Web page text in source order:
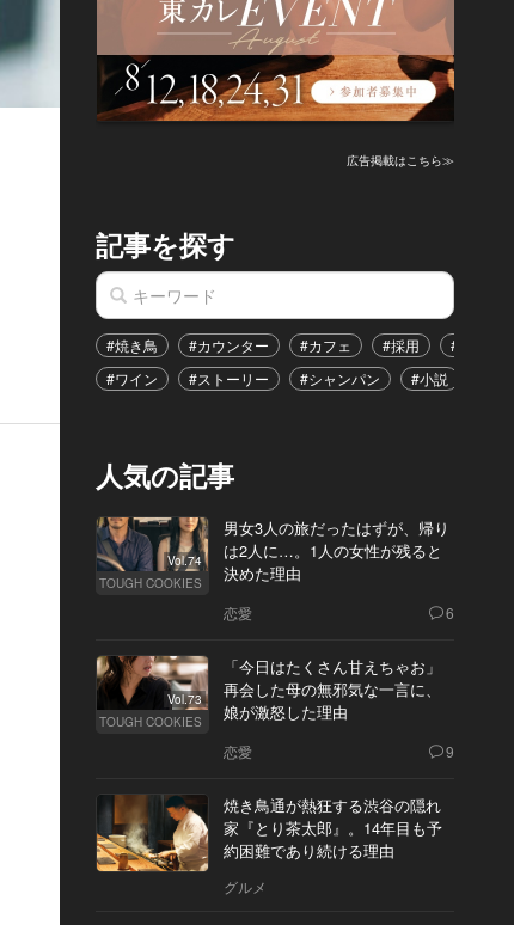
広告掲載はこちら≫
記事を探す
#焼き鳥 #カウンター #カフェ #採用
#恋愛
#ワイン
#ストーリー #シャンパン #小説
人気の記事
Vol.74
TOUGH COOKIES
男女3人の旅だったはずが、帰り
は2人に…。1人の女性が残ると
決めた理由
恋愛 6
Vol.73
TOUGH COOKIES
「今日はたくさん甘えちゃお」
再会した母の無邪気な一言に、
娘が激怒した理由
恋愛 9
焼き鳥通が熱狂する渋谷の隠れ
家『とり茶太郎』。14年目も予
約困難であり続ける理由
グルメ